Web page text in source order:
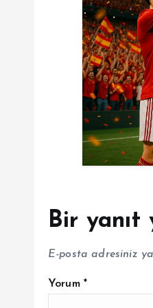
Bir yanıt
E-posta adresiniz
Yorum *